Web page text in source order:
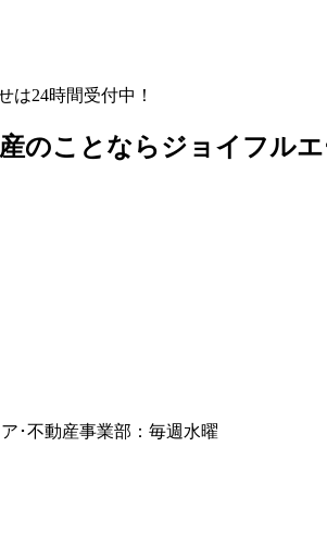
は24時間受付中！
･不動産事業部：毎週水曜